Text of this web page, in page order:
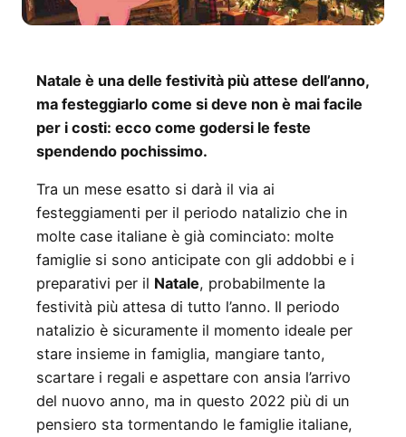
Natale è una delle festività più attese dell’anno,
ma festeggiarlo come si deve non è mai facile
per i costi: ecco come godersi le feste
spendendo pochissimo.
Tra un mese esatto si darà il via ai
festeggiamenti per il periodo natalizio che in
molte case italiane è già cominciato: molte
famiglie si sono anticipate con gli addobbi e i
preparativi per il Natale, probabilmente la
festività più attesa di tutto l’anno. Il periodo
natalizio è sicuramente il momento ideale per
stare insieme in famiglia, mangiare tanto,
scartare i regali e aspettare con ansia l’arrivo
del nuovo anno, ma in questo 2022 più di un
pensiero sta tormentando le famiglie italiane,